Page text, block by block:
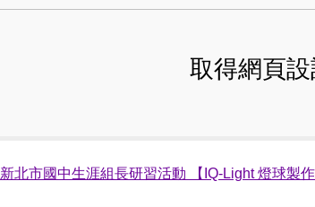
取得網頁
新北市國中生涯組長研習活動 【IQ-Light 燈球製作